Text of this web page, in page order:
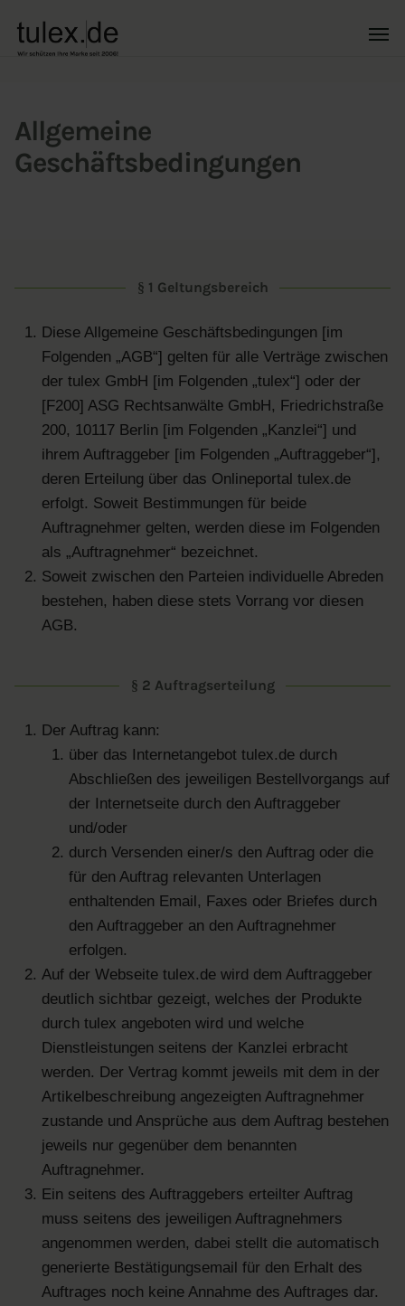
Allgemeine
Geschäftsbedingungen
§ 1 Geltungsbereich
Diese Allgemeine Geschäftsbedingungen [im
Folgenden „AGB“] gelten für alle Verträge zwischen
der tulex GmbH [im Folgenden „tulex“] oder der
[F200] ASG Rechtsanwälte GmbH, Friedrichstraße
200, 10117 Berlin [im Folgenden „Kanzlei“] und
ihrem Auftraggeber [im Folgenden „Auftraggeber“],
deren Erteilung über das Onlineportal tulex.de
erfolgt. Soweit Bestimmungen für beide
Auftragnehmer gelten, werden diese im Folgenden
als „Auftragnehmer“ bezeichnet.
Soweit zwischen den Parteien individuelle Abreden
bestehen, haben diese stets Vorrang vor diesen
AGB.
§ 2 Auftragserteilung
Der Auftrag kann:
über das Internetangebot tulex.de durch
Abschließen des jeweiligen Bestellvorgangs auf
der Internetseite durch den Auftraggeber
und/oder
durch Versenden einer/s den Auftrag oder die
für den Auftrag relevanten Unterlagen
enthaltenden Email, Faxes oder Briefes durch
den Auftraggeber an den Auftragnehmer
erfolgen.
Auf der Webseite tulex.de wird dem Auftraggeber
deutlich sichtbar gezeigt, welches der Produkte
durch tulex angeboten wird und welche
Dienstleistungen seitens der Kanzlei erbracht
werden. Der Vertrag kommt jeweils mit dem in der
Artikelbeschreibung angezeigten Auftragnehmer
zustande und Ansprüche aus dem Auftrag bestehen
jeweils nur gegenüber dem benannten
Auftragnehmer.
Ein seitens des Auftraggebers erteilter Auftrag
muss seitens des jeweiligen Auftragnehmers
angenommen werden, dabei stellt die automatisch
generierte Bestätigungsemail für den Erhalt des
Auftrages noch keine Annahme des Auftrages dar.